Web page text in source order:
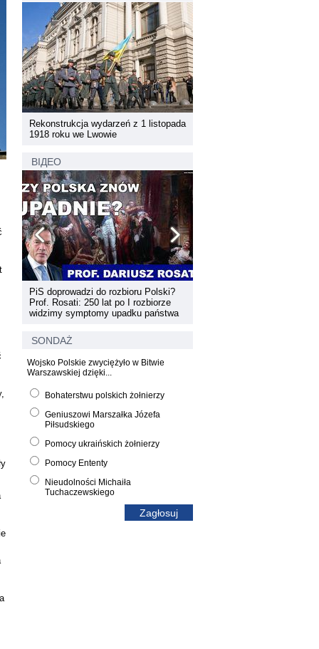
Rekonstrukcja wydarzeń z 1 listopada
1918 roku we Lwowie
ВІДЕО
PiS doprowadzi do rozbioru Polski?
Prof. Rosati: 250 lat po I rozbiorze
widzimy symptomy upadku państwa
SONDAŻ
Wojsko Polskie zwyciężyło w Bitwie
Warszawskiej dzięki...
Bohaterstwu polskich żołnierzy
Geniuszowi Marszałka Józefa
Piłsudskiego
Pomocy ukraińskich żołnierzy
Pomocy Ententy
Nieudolności Michaiła
Tuchaczewskiego